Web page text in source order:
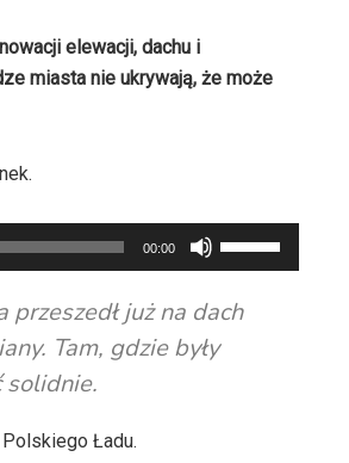
elewacji, dachu i
miasta nie ukrywają, że może
00:00
strzałek
do
już na dach
Tam, gdzie były
solidnie.
Ładu.